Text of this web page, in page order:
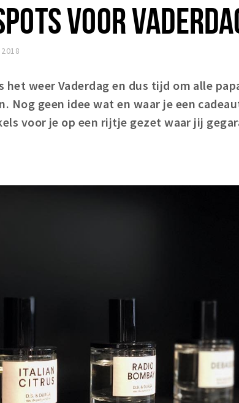
VOOR
het weer Vaderdag en dus tijd om alle
Nog geen idee wat en waar je een
voor je op een rijtje gezet waar jij